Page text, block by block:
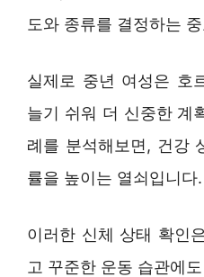
도와 종류를 결정하는
실제로 중년 여성은 호
늘기 쉬워 더 신중한 계
례를 분석해보면, 건강
률을 높이는 열쇠입니다.
이러한 신체 상태 확인
고 꾸준한 운동 습관에